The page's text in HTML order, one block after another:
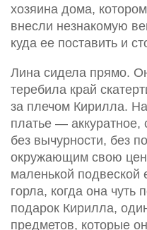
хозяина дома,
внесли незнакомую
куда ее поставить и
Лина сидела прямо.
теребила край
за плечом Кирилла.
платье — аккуратное,
без вычурности, без
окружающим свою
маленькой подвеской
горла, когда она чуть
подарок Кирилла,
предметов, которые